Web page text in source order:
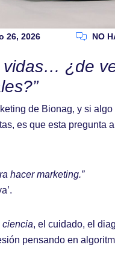
26, 2026 NO
vidas… ¿de
de Bionag, y si
es que esta pregunta
hacer marketing.”
ciencia, el cuidado, el
pensando en